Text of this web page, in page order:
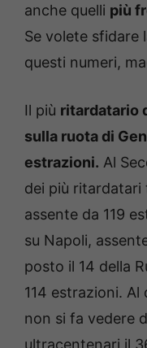
anche quelli più
Se volete sfidare
questi numeri,
Il più ritardatario
sulla ruota di
estrazioni. Al
dei più ritardatari
assente da 119
su Napoli,
posto il 14 della
114 estrazioni. Al
non si fa vedere
ultracentenari il